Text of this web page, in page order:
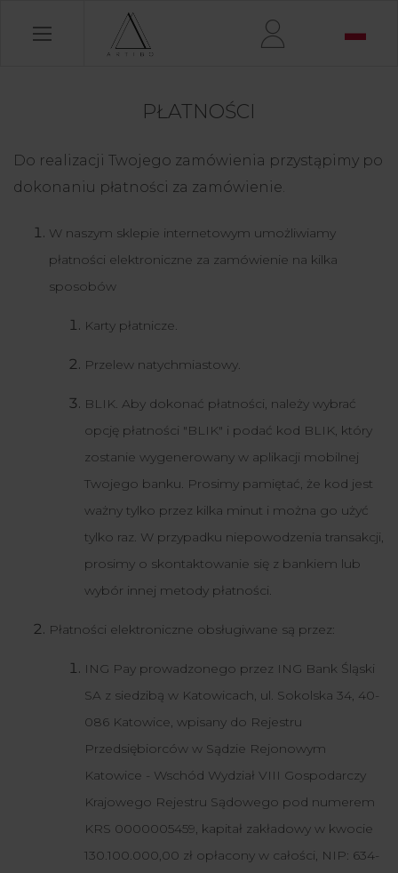
PŁATNOŚCI
Do realizacji Twojego zamówienia przystąpimy po
dokonaniu płatności za zamówienie.
W naszym sklepie internetowym umożliwiamy
płatności elektroniczne za zamówienie na kilka
sposobów
Karty płatnicze.
Przelew natychmiastowy.
BLIK. Aby dokonać płatności, należy wybrać
opcję płatności "BLIK" i podać kod BLIK, który
zostanie wygenerowany w aplikacji mobilnej
Twojego banku. Prosimy pamiętać, że kod jest
ważny tylko przez kilka minut i można go użyć
tylko raz. W przypadku niepowodzenia transakcji,
prosimy o skontaktowanie się z bankiem lub
wybór innej metody płatności.
Płatności elektroniczne obsługiwane są przez:
ING Pay prowadzonego przez ING Bank Śląski
SA z siedzibą w Katowicach, ul. Sokolska 34, 40-
086 Katowice, wpisany do Rejestru
Przedsiębiorców w Sądzie Rejonowym
Katowice - Wschód Wydział VIII Gospodarczy
Krajowego Rejestru Sądowego pod numerem
KRS 0000005459, kapitał zakładowy w kwocie
130.100.000,00 zł opłacony w całości, NIP: 634-